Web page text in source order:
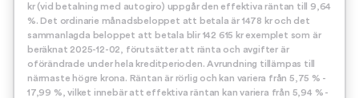
kr (vid betalning med autogiro) uppgår den effektiva räntan till 9,64
%. Det ordinarie månadsbeloppet att betala är 1478 kr och det
sammanlagda beloppet att betala blir 142 615 kr exemplet som är
beräknat 2025-12-02, förutsätter att ränta och avgifter är
oförändrade under hela kreditperioden. Avrundning tillämpas till
närmaste högre krona. Räntan är rörlig och kan variera från 5,75 % -
17,99 %, vilket innebär att effektiva räntan kan variera från 5,94 % -